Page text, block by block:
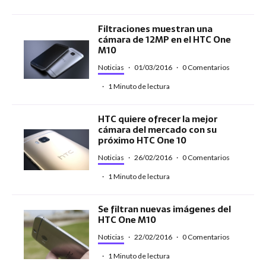
Filtraciones muestran una
cámara de 12MP en el HTC One
M10
Noticias · 01/03/2016 · 0 Comentarios
· 1 Minuto de lectura
HTC quiere ofrecer la mejor
cámara del mercado con su
próximo HTC One 10
Noticias · 26/02/2016 · 0 Comentarios
· 1 Minuto de lectura
Se filtran nuevas imágenes del
HTC One M10
Noticias · 22/02/2016 · 0 Comentarios
· 1 Minuto de lectura